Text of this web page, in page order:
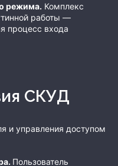
режима. Комплекс
работы —
процесс входа
СКУД
и управления доступом
Пользователь